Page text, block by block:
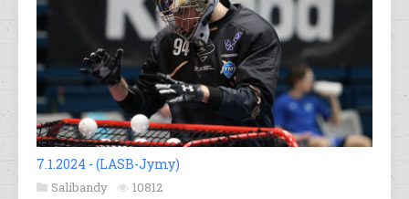
7.1.2024 - (LASB-Jymy)
Salibandy 10812